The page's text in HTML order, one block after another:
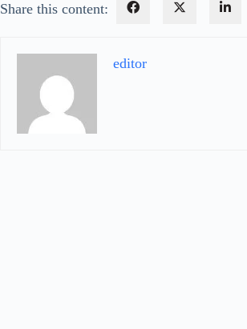
Share this content:
editor